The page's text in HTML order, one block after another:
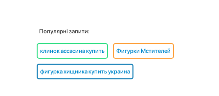
Популярні запити:
клинок ассасина купить Фигурки Мстителей
фигурка хищника купить украина